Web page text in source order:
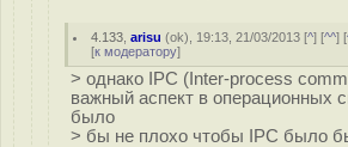
4.133 ,arisu (ok), 19:13, 21/03/2013 [^] [^^] [
[к модератору]
> однако IPC (Inter-process
важный аспект в операционных
было
> бы не плохо чтобы IPC было